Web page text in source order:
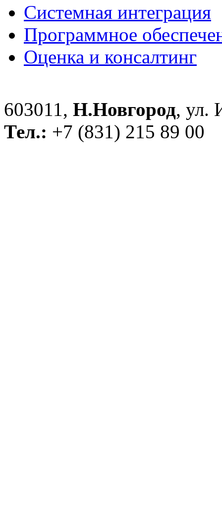
Системная интеграция
Программное
Оценка и консалтинг
603011, Н.Новгород, ул.
Тел.: +7 (831) 215 89 00